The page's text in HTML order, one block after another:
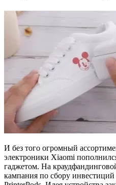
И без того огромный
электроники Xiaomi
гаджетом. На
кампания по сбору